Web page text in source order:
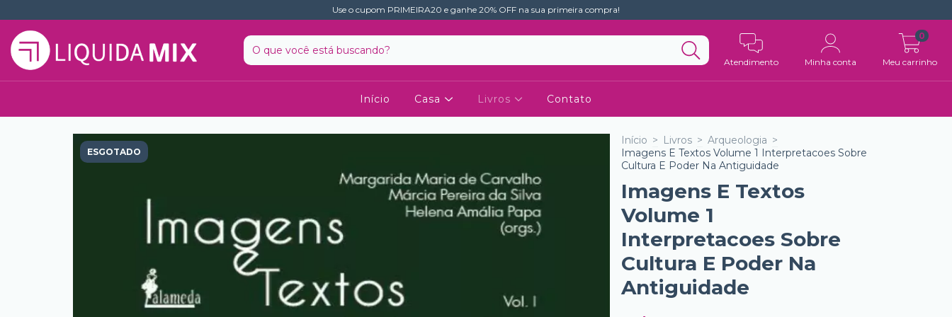
Use o cupom PRIMEIRA20 e ganhe 20% OFF na sua primeira compra!
Atendimento Minha conta Meu carrinho
0
Início Casa Livros Contato
ESGOTADO
Início > Livros > Arqueologia >
Imagens E Textos Volume 1 Interpretacoes Sobre
Cultura E Poder Na Antiguidade
Imagens E Textos
Volume 1
Interpretacoes Sobre
Cultura E Poder Na
Antiguidade